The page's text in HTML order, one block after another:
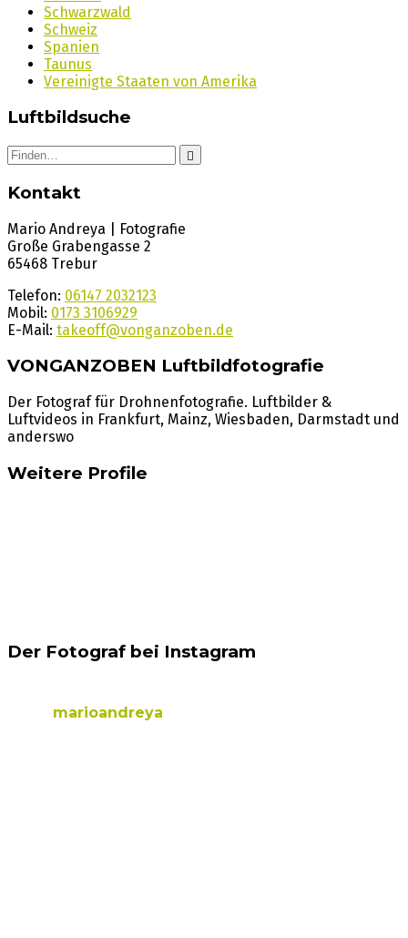
Schwarzwald
Schweiz
Spanien
Taunus
Vereinigte Staaten von Amerika
Luftbildsuche
Search
for:
Kontakt
Mario Andreya | Fotografie
Große Grabengasse 2
65468 Trebur
Telefon: 06147 2032123
Mobil: 0173 3106929
E-Mail: takeoff@vonganzoben.de
VONGANZOBEN Luftbildfotografie
Der Fotograf für Drohnenfotografie. Luftbilder &
Luftvideos in Frankfurt, Mainz, Wiesbaden, Darmstadt und
anderswo
Weitere Profile
Der Fotograf bei Instagram
marioandreya